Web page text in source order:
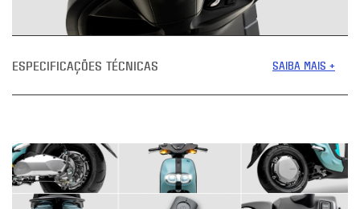
ESPECIFICAÇÕES TÉCNICAS SAIBA MAIS +